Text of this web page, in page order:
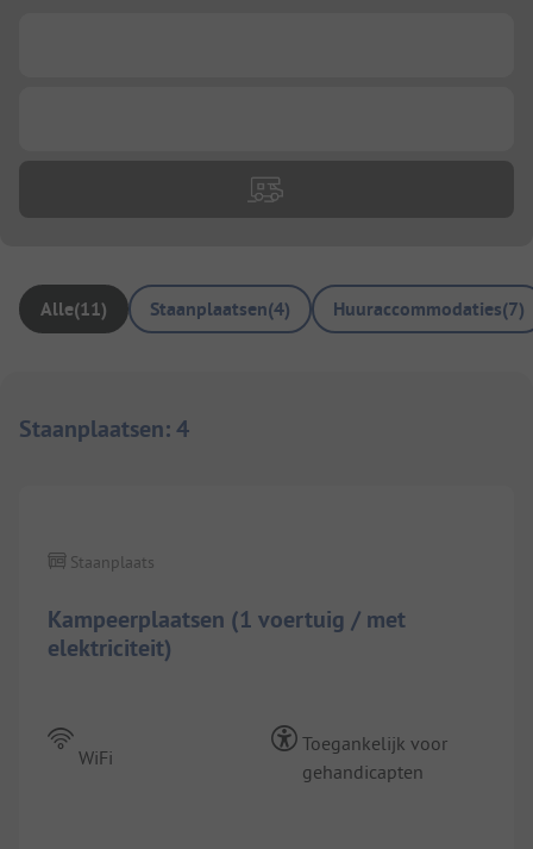
Alle(11) Staanplaatsen(4) Huuraccommodaties(7)
Staanplaatsen:4
Kampeerplaatsen (1 voertuig / met
elektriciteit)
Staanplaats
WiFi
Toegankelijk voor
gehandicapten